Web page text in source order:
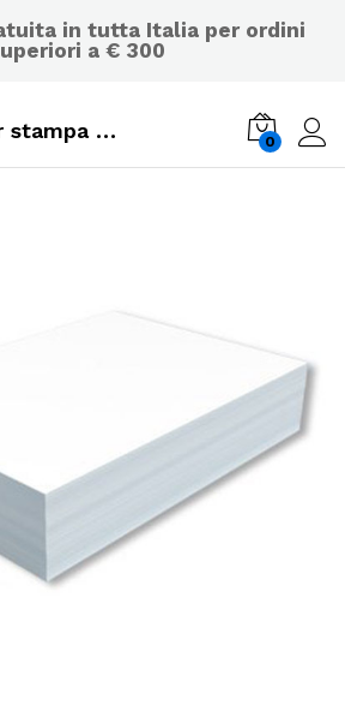
in tutta Italia per ordini
a € 300
Carta A4 per stampa e fotocopie – 500 fogli A4 mm. 210×297 – Carta da gr. 80 0